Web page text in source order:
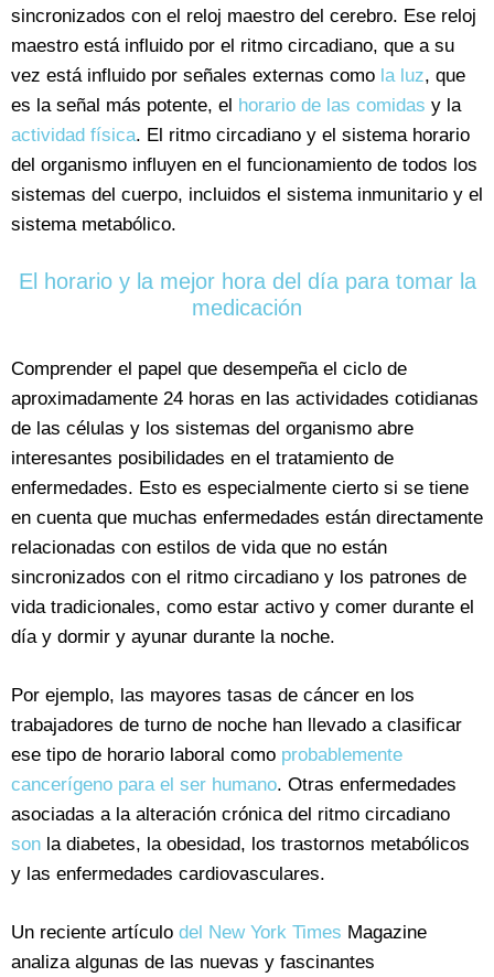
sincronizados con el reloj maestro del cerebro. Ese reloj
maestro está influido por el ritmo circadiano, que a su
vez está influido por señales externas como la luz, que
es la señal más potente, el horario de las comidas y la
actividad física. El ritmo circadiano y el sistema horario
del organismo influyen en el funcionamiento de todos los
sistemas del cuerpo, incluidos el sistema inmunitario y el
sistema metabólico.
El horario y la mejor hora del día para tomar la
medicación
Comprender el papel que desempeña el ciclo de
aproximadamente 24 horas en las actividades cotidianas
de las células y los sistemas del organismo abre
interesantes posibilidades en el tratamiento de
enfermedades. Esto es especialmente cierto si se tiene
en cuenta que muchas enfermedades están directamente
relacionadas con estilos de vida que no están
sincronizados con el ritmo circadiano y los patrones de
vida tradicionales, como estar activo y comer durante el
día y dormir y ayunar durante la noche.
Por ejemplo, las mayores tasas de cáncer en los
trabajadores de turno de noche han llevado a clasificar
ese tipo de horario laboral como probablemente
cancerígeno para el ser humano. Otras enfermedades
asociadas a la alteración crónica del ritmo circadiano
son la diabetes, la obesidad, los trastornos metabólicos
y las enfermedades cardiovasculares.
Un reciente artículo del New York Times Magazine
analiza algunas de las nuevas y fascinantes